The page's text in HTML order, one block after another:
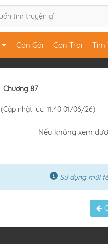
Con Gái Con Trai Tìm
Chương 87
(Cập nhật lúc: 11:40 01/06/26)
Nếu không xem
Sử dụng mũi